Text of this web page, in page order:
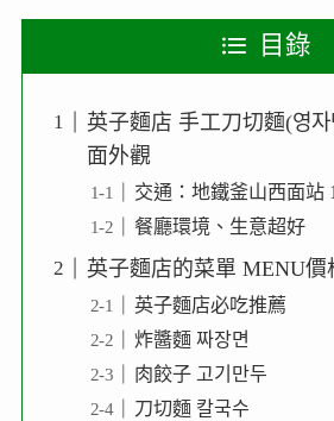
目錄
英子麵店 手工刀切麵(영자
面外觀
交通：地鐵釜山西面站
餐廳環境、生意超好
英子麵店的菜單 MENU價
英子麵店必吃推薦
炸醬麵 짜장면
肉餃子 고기만두
刀切麵 칼국수